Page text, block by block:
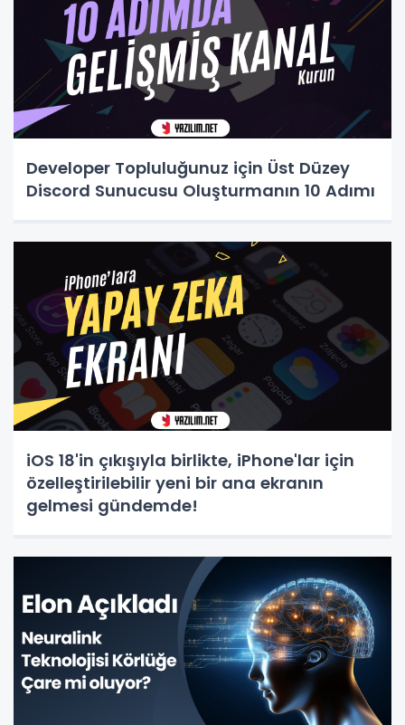
Developer Topluluğunuz için Üst Düzey
Discord Sunucusu Oluşturmanın 10 Adımı
iOS 18'in çıkışıyla birlikte, iPhone'lar için
özelleştirilebilir yeni bir ana ekranın
gelmesi gündemde!